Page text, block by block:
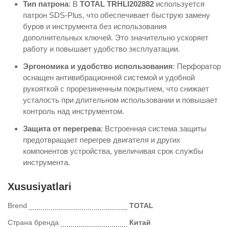
Тип патрона: В TOTAL TRHLI202882 используется
патрон SDS-Plus, что обеспечивает быструю замену
буров и инструмента без использования
дополнительных ключей. Это значительно ускоряет
работу и повышает удобство эксплуатации.
Эргономика и удобство использования: Перфоратор
оснащен антивибрационной системой и удобной
рукояткой с прорезиненным покрытием, что снижает
усталость при длительном использовании и повышает
контроль над инструментом.
Защита от перегрева: Встроенная система защиты
предотвращает перегрев двигателя и других
компонентов устройства, увеличивая срок службы
инструмента.
Xususiyatlari
Brend TOTAL
Страна бренда Китай